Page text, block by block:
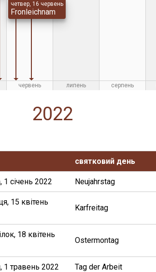
четвер, 16 червень
Fronleichnam
червень липень серпень
2022
святковий день
1 січень 2022 Neujahrstag
15 квітень
Karfreitag
18 квітень
Ostermontag
1 травень 2022 Tag der Arbeit